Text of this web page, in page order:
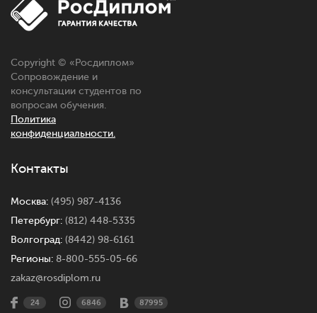
Copyright © «Росдиплом»
Сопровождение и
консультации студентов по
вопросам обучения.
Политика
конфиденциальности.
Контакты
Москва: (495) 987-4136
Петербург: (812) 448-5335
Волгоград: (8442) 98-6161
Регионы: 8-800-555-05-66
zakaz@rosdiplom.ru
24 6846 87995